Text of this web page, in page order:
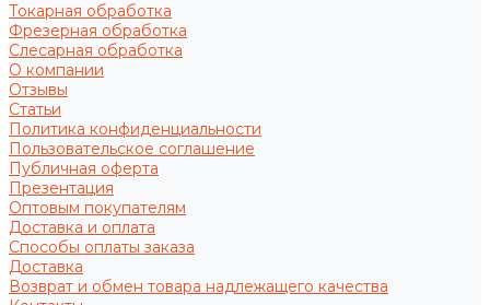
Токарная обработка
Фрезерная обработка
Слесарная обработка
О компании
Отзывы
Статьи
Политика конфиденциальности
Пользовательское соглашение
Публичная оферта
Презентация
Оптовым покупателям
Доставка и оплата
Способы оплаты заказа
Доставка
Возврат и обмен товара надлежащего качества